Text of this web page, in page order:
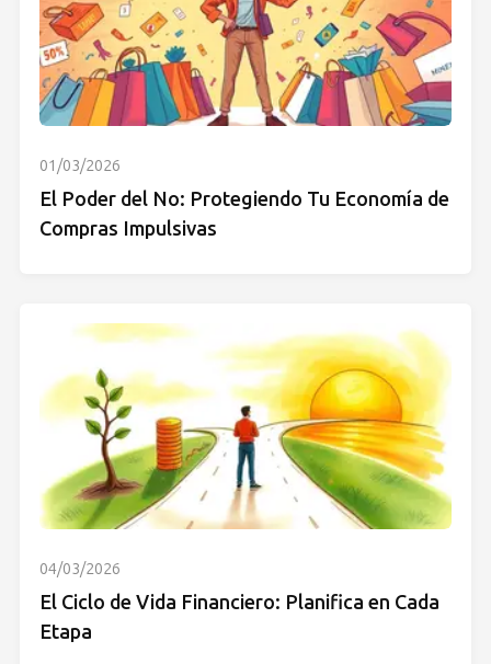
01/03/2026
El Poder del No: Protegiendo Tu Economía de
Compras Impulsivas
04/03/2026
El Ciclo de Vida Financiero: Planifica en Cada
Etapa